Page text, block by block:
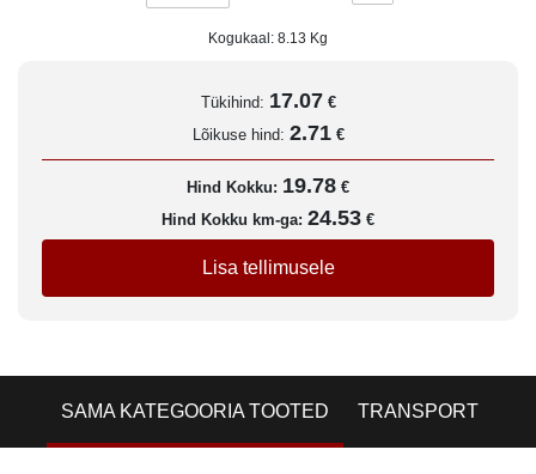
Kogukaal: 8.13 Kg
Tükihind: 17.07 €
Lõikuse hind: 2.71 €
Hind Kokku: 19.78 €
Hind Kokku km-ga: 24.53 €
Lisa tellimusele
SAMA KATEGOORIA TOOTED TRANSPORT